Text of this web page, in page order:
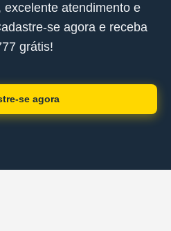
atendimento e
se agora e receba
grátis!
se agora